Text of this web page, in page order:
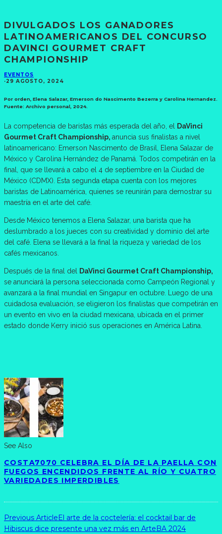
DIVULGADOS LOS GANADORES
LATINOAMERICANOS DEL CONCURSO
DAVINCI GOURMET CRAFT
CHAMPIONSHIP
EVENTOS
·29 AGOSTO, 2024
Por orden, Elena Salazar, Emerson do Nascimento Bezerra y Carolina Hernandez.
Fuente: Archivo personal, 2024.
La competencia de baristas más esperada del año, el DaVinci
Gourmet Craft Championship, anuncia sus finalistas a nivel
latinoamericano: Emerson Nascimento de Brasil, Elena Salazar de
México y Carolina Hernández de Panamá. Todos competirán en la
final, que se llevará a cabo el 4 de septiembre en la Ciudad de
México (CDMX). Esta segunda etapa cuenta con los mejores
baristas de Latinoamérica, quienes se reunirán para demostrar su
maestría en el arte del café.
Desde México tenemos a Elena Salazar, una barista que ha
deslumbrado a los jueces con su creatividad y dominio del arte
del café. Elena se llevará a la final la riqueza y variedad de los
cafés mexicanos.
Después de la final del DaVinci Gourmet Craft Championship,
se anunciará la persona seleccionada como Campeón Regional y
avanzará a la final mundial en Singapur en octubre. Luego de una
cuidadosa evaluación, se eligieron los finalistas que competirán en
un evento en vivo en la ciudad mexicana, ubicada en el primer
estado donde Kerry inició sus operaciones en América Latina.
See Also
COSTA7070 CELEBRA EL DÍA DE LA PAELLA CON
FUEGOS ENCENDIDOS FRENTE AL RÍO Y CUATRO
VARIEDADES IMPERDIBLES
Previous Article El arte de la coctelería: el cocktail bar de
Hibiscus dice presente una vez más en ArteBA 2024